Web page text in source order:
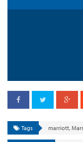
Tags marriott,